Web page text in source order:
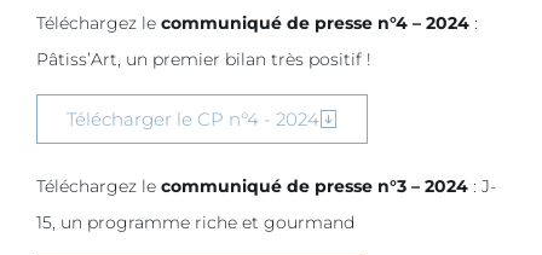
Téléchargez le communiqué de presse n°4 – 2024 :
Pâtiss’Art, un premier bilan très positif !
Télécharger le CP n°4 - 2024
Téléchargez le communiqué de presse n°3 – 2024 : J-
15, un programme riche et gourmand